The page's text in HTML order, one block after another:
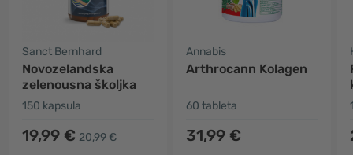
Sanct Bernhard
Novozelandska
zelenousna školjka
150 kapsula
19,99 € 20,99 €
Annabis
Arthrocann Kolagen
60 tableta
31,99 €